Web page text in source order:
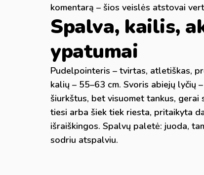
komentarą – šios veislės atstovai
Spalva, kailis,
ypatumai
Pudelpointeris – tvirtas, atletiškas,
kalių – 55–63 cm. Svoris abiejų
šiurkštus, bet visuomet tankus, gerai
tiesi arba šiek tiek riesta, pritaikyta
išraiškingos. Spalvų paletė: juoda,
sodriu atspalviu.